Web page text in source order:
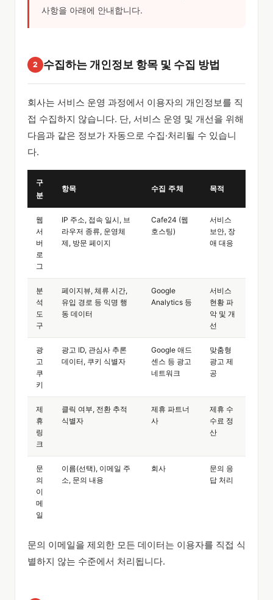
사항을 아래에 안내합니다.
2 수집하는 개인정보 항목 및 수집 방법
회사는 서비스 운영 과정에서 이용자의 개인정보를 직
접 수집하지 않습니다. 단, 서비스 운영 및 개선을 위해
다음과 같은 정보가 자동으로 수집·처리될 수 있습니
다.
구
분
항목 수집 주체 목적
웹
서
버
로
그
IP 주소, 접속 일시, 브
라우저 종류, 운영체
제, 방문 페이지
Cafe24 (웹
호스팅)
서비스
보안, 장
애 대응
분
석
도
구
페이지뷰, 체류 시간,
유입 경로 등 익명 행
동 데이터
Google
Analytics 등
서비스
현황 파
악 및 개
선
광
고
쿠
키
광고 ID, 관심사 추론
데이터, 쿠키 식별자
Google 애드
센스 등 광고
네트워크
맞춤형
광고 제
공
제
휴
링
크
클릭 여부, 전환 추적
식별자
제휴 파트너
사
제휴 수
수료 정
산
문
의
이
메
일
이름(선택), 이메일 주
소, 문의 내용
회사
문의 응
답 처리
문의 이메일을 제외한 모든 데이터는 이용자를 직접 식
별하지 않는 수준에서 처리됩니다.